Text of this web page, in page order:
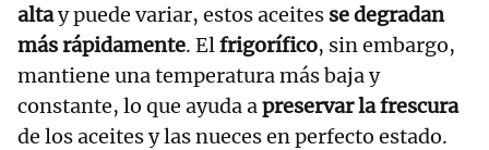
altay puede variar, estos aceites se degradan
más rápidamente. El frigorífico, sin embargo,
mantiene una temperatura más baja y
constante, lo que ayuda a preservar la frescura
de los aceites y las nueces en perfecto estado.